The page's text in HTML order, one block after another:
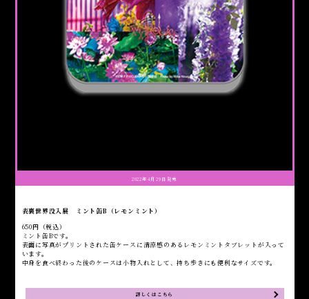
2022年4月29日発売
表裏世界没入展 ミント缶B（レモンミント）
650円（税込）
ミント缶Bです。
表面に写真がプリントされた缶ケースに清涼感のあるレモンミントタブレットが入って
います。
中身を食べ終わった後のケースは小物入れとして、持ち歩きにも便利なサイズです。
詳しくはこちら